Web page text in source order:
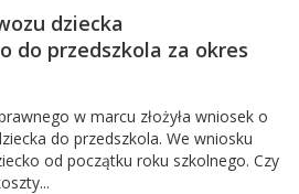
dziecka
do przedszkola za okres
w marcu złożyła wniosek o
do przedszkola. We wniosku
od początku roku szkolnego. Czy